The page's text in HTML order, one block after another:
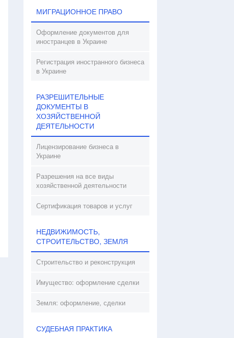
МИГРАЦИОННОЕ ПРАВО
Оформление документов для
иностранцев в Украине
Регистрация иностранного бизнеса
в Украине
РАЗРЕШИТЕЛЬНЫЕ
ДОКУМЕНТЫ В
ХОЗЯЙСТВЕННОЙ
ДЕЯТЕЛЬНОСТИ
Лицензирование бизнеса в
Украине
Разрешения на все виды
хозяйственной деятельности
Сертификация товаров и услуг
НЕДВИЖИМОСТЬ,
СТРОИТЕЛЬСТВО, ЗЕМЛЯ
Строительство и реконструкция
Имущество: оформление сделки
Земля: оформление, сделки
СУДЕБНАЯ ПРАКТИКА